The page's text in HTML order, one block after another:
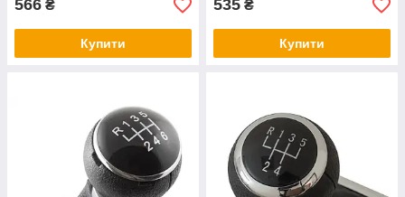
566 ₴
Купити
535 ₴
Купити